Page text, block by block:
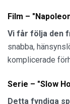
Film –
Vi får följa den
snabba,
komplicerade
Serie – "Slow
Detta fyndiga